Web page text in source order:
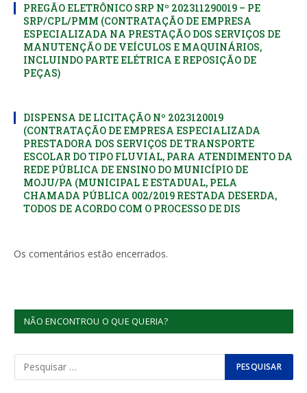
PREGÃO ELETRÔNICO SRP Nº 202311290019 – PE
SRP/CPL/PMM (CONTRATAÇÃO DE EMPRESA
ESPECIALIZADA NA PRESTAÇÃO DOS SERVIÇOS DE
MANUTENÇÃO DE VEÍCULOS E MAQUINÁRIOS,
INCLUINDO PARTE ELÉTRICA E REPOSIÇÃO DE
PEÇAS)
DISPENSA DE LICITAÇÃO Nº 2023120019
(CONTRATAÇÃO DE EMPRESA ESPECIALIZADA
PRESTADORA DOS SERVIÇOS DE TRANSPORTE
ESCOLAR DO TIPO FLUVIAL, PARA ATENDIMENTO DA
REDE PÚBLICA DE ENSINO DO MUNICÍPIO DE
MOJU/PA (MUNICIPAL E ESTADUAL, PELA
CHAMADA PÚBLICA 002/2019 RESTADA DESERDA,
TODOS DE ACORDO COM O PROCESSO DE DIS
Os comentários estão encerrados.
NÃO ENCONTROU O QUE QUERIA?